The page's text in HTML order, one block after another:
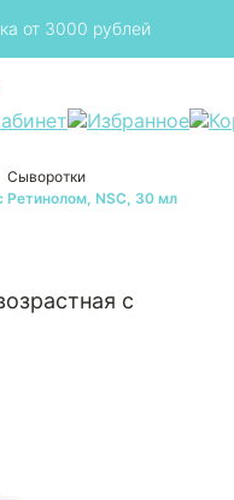
от 3000 рублей
Сыворотки
Ретинолом, NSC, 30 мл
с